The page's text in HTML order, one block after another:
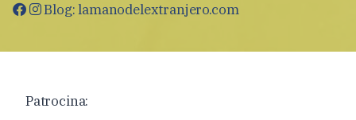
Blog:lamanodelextranjero.com
Patrocina: